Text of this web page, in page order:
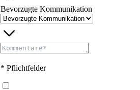
Bevorzugte Kommunikation
* Pflichtfelder